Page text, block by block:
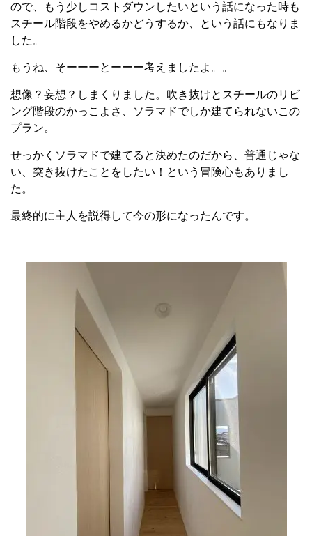
ので、もう少しコストダウンしたいという話になった時も
スチール階段をやめるかどうするか、という話にもなりま
した。
もうね、そーーーとーーー考えましたよ。。
想像？妄想？しまくりました。吹き抜けとスチールのリビ
ング階段のかっこよさ、ソラマドでしか建てられないこの
プラン。
せっかくソラマドで建てると決めたのだから、普通じゃな
い、突き抜けたことをしたい！という冒険心もありまし
た。
最終的に主人を説得して今の形になったんです。